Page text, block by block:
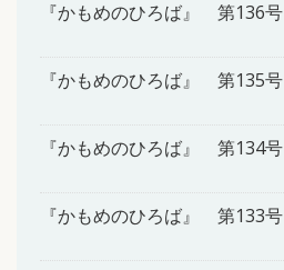
『かもめのひろば』 第136号
『かもめのひろば』 第135号
『かもめのひろば』 第134号
『かもめのひろば』 第133号